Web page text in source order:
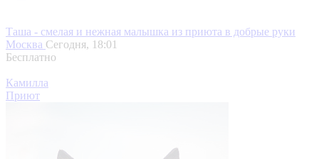
Таша - смелая и нежная малышка из приюта в добрые руки
Москва Сегодня, 18:01
Бесплатно
Камилла
Приют